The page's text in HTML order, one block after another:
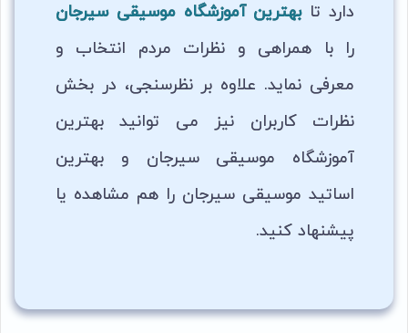
دارد تابهترین آموزشگاه موسیقی سیرجان
را با همراهی و نظرات مردم انتخاب و
معرفی نماید. علاوه بر نظرسنجی، در بخش
نظرات کاربران نیز می توانید بهترین
آموزشگاه موسیقی سیرجان و بهترین
اساتید موسیقی سیرجان را هم مشاهده یا
پیشنهاد کنید.